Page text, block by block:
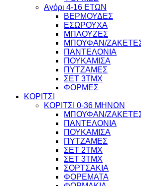
Αγόρι 4-16 ΕΤΩΝ
ΒΕΡΜΟΥΔΕΣ
ΕΣΩΡΟΥΧΑ
ΜΠΛΟΥΖΕΣ
ΜΠΟΥΦΑΝ/
ΠΑΝΤΕΛΟΝΙΑ
ΠΟΥΚΑΜΙΣΑ
ΠΥΤΖΑΜΕΣ
ΣΕΤ 3ΤΜΧ
ΦΟΡΜΕΣ
ΚΟΡΙΤΣΙ
ΚΟΡΙΤΣΙ 0-36 ΜΗΝΩΝ
ΜΠΟΥΦΑΝ/
ΠΑΝΤΕΛΟΝΙΑ
ΠΟΥΚΑΜΙΣΑ
ΠΥΤΖΑΜΕΣ
ΣΕΤ 2ΤΜΧ
ΣΕΤ 3ΤΜΧ
ΣΟΡΤΣΑΚΙΑ
ΦΟΡΕΜΑΤΑ